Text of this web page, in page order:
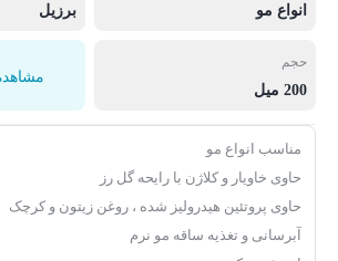
انواع مو برزیل
حجم
200 میل
مناسب انواع مو
حاوی خاویار و کلاژن با رایحه گل رز
حاوی پروتئین هیدرولیز شده ، روغن زیتون و کرچک
آبرسانی و تغذیه ساقه مو نرم